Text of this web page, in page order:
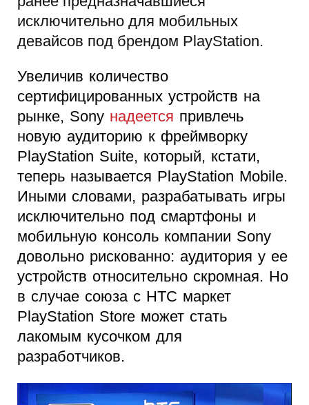
исключительно для мобильных
девайсов под брендом PlayStation.
Увеличив количество
сертифицированных устройств на
рынке, Sony надеется привлечь
новую аудиторию к фреймворку
PlayStation Suite, который, кстати,
теперь называется PlayStation Mobile.
Иными словами, разрабатывать игры
исключительно под смартфоны и
мобильную консоль компании Sony
довольно рискованно: аудитория у ее
устройств относительно скромная. Но
в случае союза с HTC маркет
PlayStation Store может стать
лакомым кусочком для
разработчиков.